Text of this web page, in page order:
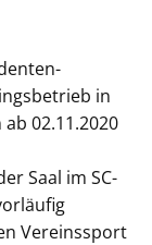
in
02.11.2020
Saal im SC-
Vereinssport